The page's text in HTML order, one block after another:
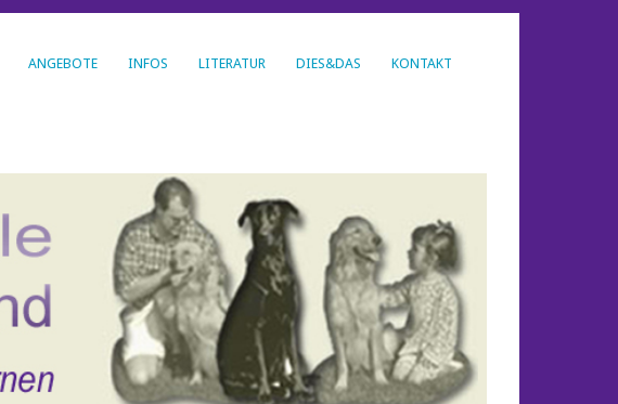
ANGEBOTE INFOS LITERATUR DIES&DAS KONTAKT